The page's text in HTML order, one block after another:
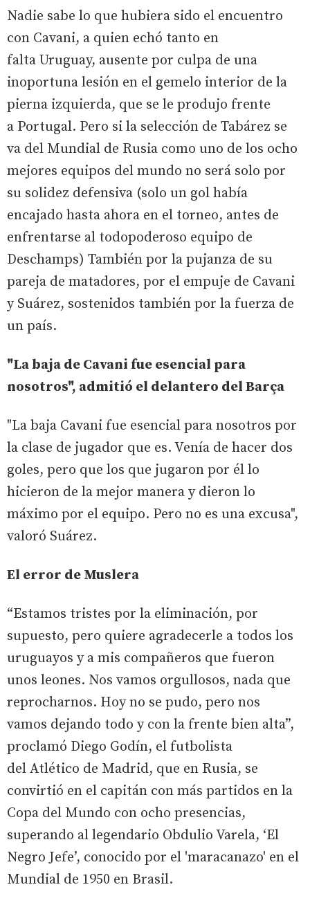
Nadie sabe lo que hubiera sido el encuentro
con Cavani, a quien echó tanto en
falta Uruguay, ausente por culpa de una
inoportuna lesión en el gemelo interior de la
pierna izquierda, que se le produjo frente
a Portugal. Pero si la selección de Tabárez se
va del Mundial de Rusia como uno de los ocho
mejores equipos del mundo no será solo por
su solidez defensiva (solo un gol había
encajado hasta ahora en el torneo, antes de
enfrentarse al todopoderoso equipo de
Deschamps) También por la pujanza de su
pareja de matadores, por el empuje de Cavani
y Suárez, sostenidos también por la fuerza de
un país.
"La baja de Cavani fue esencial para
nosotros", admitió el delantero del Barça
"La baja Cavani fue esencial para nosotros por
la clase de jugador que es. Venía de hacer dos
goles, pero que los que jugaron por él lo
hicieron de la mejor manera y dieron lo
máximo por el equipo. Pero no es una excusa",
valoró Suárez.
El error de Muslera
“Estamos tristes por la eliminación, por
supuesto, pero quiere agradecerle a todos los
uruguayos y a mis compañeros que fueron
unos leones. Nos vamos orgullosos, nada que
reprocharnos. Hoy no se pudo, pero nos
vamos dejando todo y con la frente bien alta”,
proclamó Diego Godín, el futbolista
del Atlético de Madrid, que en Rusia, se
convirtió en el capitán con más partidos en la
Copa del Mundo con ocho presencias,
superando al legendario Obdulio Varela, ‘El
Negro Jefe’, conocido por el 'maracanazo' en el
Mundial de 1950 en Brasil.